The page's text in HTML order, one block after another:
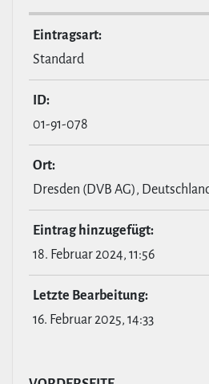
Ein­tragsart:
Standard
ID:
01-91-078
Ort:
Dresden (DVB AG),
Eintrag hin­zu­ge­fügt:
18. Februar 2024, 11:56
Letzte Bear­bei­tung:
16. Februar 2025, 14:33